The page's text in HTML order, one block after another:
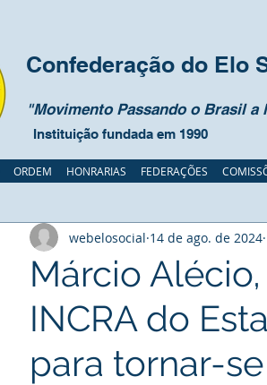
Confederação do Elo
"Movimento Passando o Brasil a
Instituição fundada em 1990
Márcio
INCRA do
para tornar-
webelosocial 14 de ago. de 2024
ORDEM HONRARIAS FEDERAÇÕES